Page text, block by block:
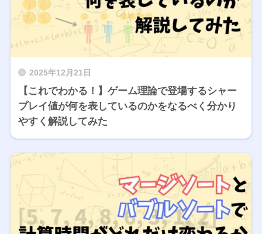
2025年12月21日
【これでわかる！】ゲーム理論で登場するシャー
プレイ値が何を表しているのかをなるべく分かり
やすく解説してみた